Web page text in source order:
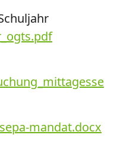
mandat.docx